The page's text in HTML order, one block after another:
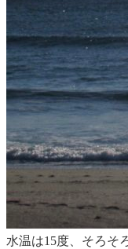
水温は15度、そろそ